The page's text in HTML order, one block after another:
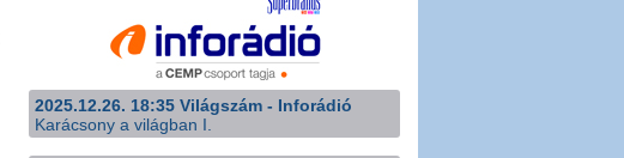
2025.12.26. 18:35 Világszám - Inforádió
Karácsony a világban I.